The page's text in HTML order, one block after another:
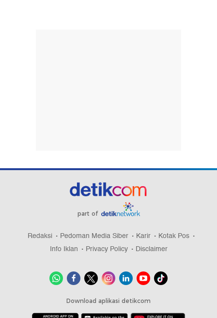
part of
Redaksi Pedoman Media Siber Karir
Kotak Pos
Info Iklan
Privacy Policy Disclaimer
Download aplikasi detikcom